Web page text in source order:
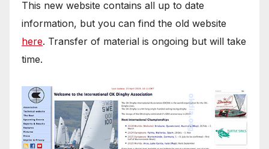
This new website contains all up to date
information, but you can find the old website
here. Transfer of material is ongoing but will take
time.